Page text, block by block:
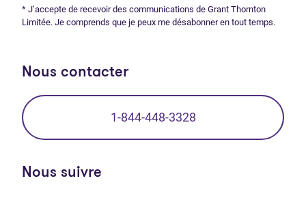
* J’accepte de recevoir des communications de Grant Thornton
Limitée. Je comprends que je peux me désabonner en tout temps.
Nous contacter
1-844-448-3328
Nous suivre